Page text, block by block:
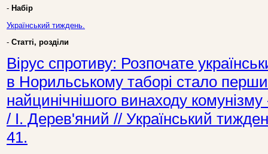
- Набір
Український тиждень.
- Статті, розділи
Вірус спротиву: Розпочате
в Норильському таборі стало
найцинічнішого винаходу
/ І. Дерев'яний // Український
41.